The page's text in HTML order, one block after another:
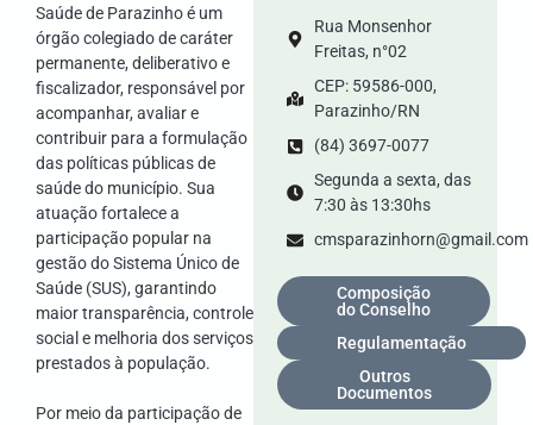
Saúde de Parazinho é um
órgão colegiado de caráter
permanente, deliberativo e
fiscalizador, responsável por
acompanhar, avaliar e
contribuir para a formulação
das políticas públicas de
saúde do município. Sua
atuação fortalece a
participação popular na
gestão do Sistema Único de
Saúde (SUS), garantindo
maior transparência, controle
social e melhoria dos serviços
prestados à população.
Por meio da participação de
Rua Monsenhor
Freitas, n°02
CEP: 59586-000,
Parazinho/RN
(84) 3697-0077
Segunda a sexta, das
7:30 às 13:30hs
cmsparazinhorn@gmail.com
Composição
do Conselho
Regulamentação
Outros
Documentos